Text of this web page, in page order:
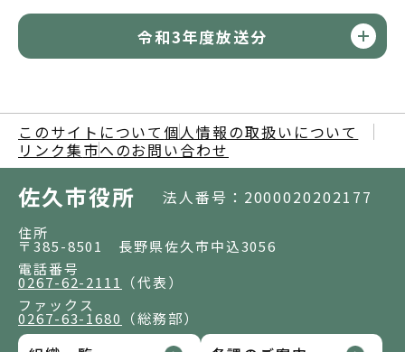
令和3年度放送分
このサイトについて 個人情報の取扱いについて
リンク集市へのお問い合わせ
佐久市役所 法人番号：2000020202177
住所
〒385-8501 長野県佐久市中込3056
電話番号
0267-62-2111
（代表）
ファックス
0267-63-1680 （総務部）